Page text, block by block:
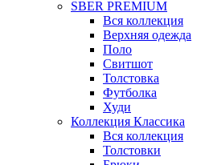
SBER PREMIUM
Вся коллекция
Верхняя одежда
Поло
Свитшот
Толстовка
Футболка
Худи
Коллекция Классика
Вся коллекция
Толстовки